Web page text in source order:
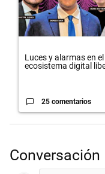
Luces y alarmas en el
ecosistema digital
25 comentarios
Conversación